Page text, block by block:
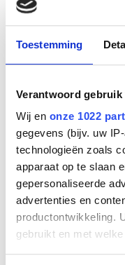
Toestemming
Verantwoord gebruik
Wij en onze 1022
gegevens (bijv. uw
technologieën zoals
apparaat op te slaan
gepersonaliseerde
advertenties en
productontwikkeling.
gebruikt en met welke
E-mailadres
Meer
Heeft u vragen of
Neem contact met